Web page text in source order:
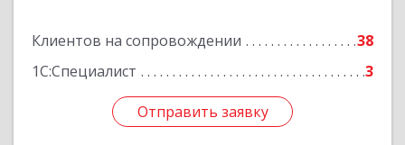
Клиентов на сопровождении
38
1С:Специалист
3
Отправить заявку
Подробнее
Отправить заявку